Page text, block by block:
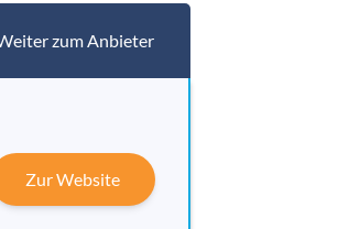
zum Anbieter
Zur Website